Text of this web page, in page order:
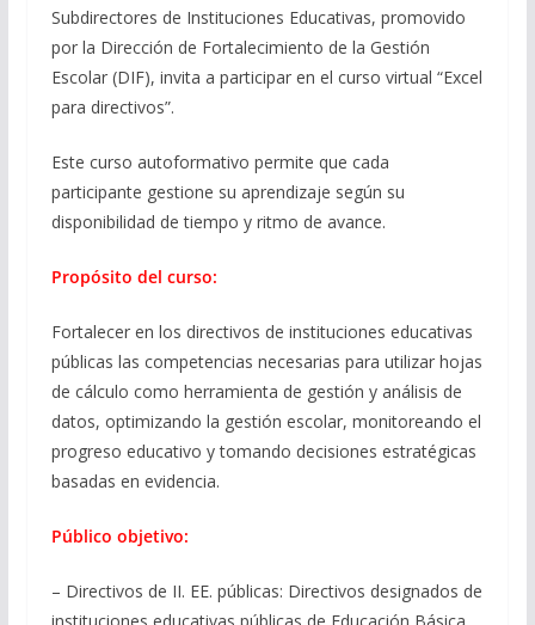
Subdirectores de Instituciones Educativas, promovido
por la Dirección de Fortalecimiento de la Gestión
Escolar (DIF), invita a participar en el curso virtual “Excel
para directivos”.
Este curso autoformativo permite que cada
participante gestione su aprendizaje según su
disponibilidad de tiempo y ritmo de avance.​​​​​​​
Propósito del curso:
Fortalecer en los directivos de instituciones educativas
públicas las competencias necesarias para utilizar hojas
de cálculo como herramienta de gestión y análisis de
datos, optimizando la gestión escolar, monitoreando el
progreso educativo y tomando decisiones estratégicas
basadas en evidencia.
Público objetivo:
– Directivos de II. EE. públicas: Directivos designados de